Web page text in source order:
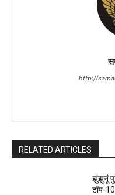
http://
RELATED ARTICLES
झुंझुनूं
टॉप-